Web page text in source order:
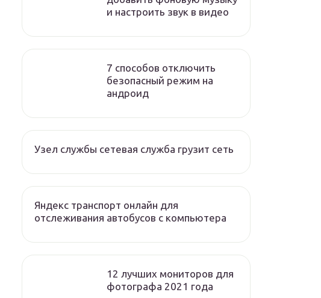
и настроить звук в видео
7 способов отключить
безопасный режим на
андроид
Узел службы сетевая служба грузит сеть
Яндекс транспорт онлайн для
отслеживания автобусов с компьютера
12 лучших мониторов для
фотографа 2021 года